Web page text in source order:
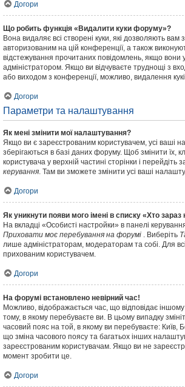
Догори
Що робить функція «Видалити куки форуму»?
Вона видаляє всі створені куки, які дозволяють вам
авторизованим на цій конференції, а також
відстежування прочитаних повідомлень, якщо вони
адміністратором. Якщо ви відчуваєте труднощі з
або виходом з конференції, можливо, видалення
Догори
Параметри та налаштування
Як мені змінити мої налаштування?
Якщо ви є зареєстрованим користувачем, усі ваші
зберігаються в базі даних форуму. Щоб змінити їх,
користувача у верхній частині сторінки і перейдіть
керування. Там ви зможете змінити усі ваші
Догори
Як уникнути появи мого імені в списку «Хто
На вкладці «Особисті настройки» в панелі
Приховати моє перебування на форумі . Виберіть
лише адміністраторам, модераторам та собі. Для
прихованим користувачем.
Догори
На форумі встановлено невірний час!
Можливо, відображається час, що відповідає
тому, в якому перебуваєте ви. В цьому випадку
часовий пояс на той, в якому ви перебуваєте: Київ,
що зміна часового поясу та багатьох інших
зареєстрованим користувачам. Якщо ви не
момент зробити це.
Догори